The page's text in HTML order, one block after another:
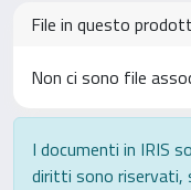
File in questo
Non ci sono file
I documenti in IRIS
diritti sono riservati,